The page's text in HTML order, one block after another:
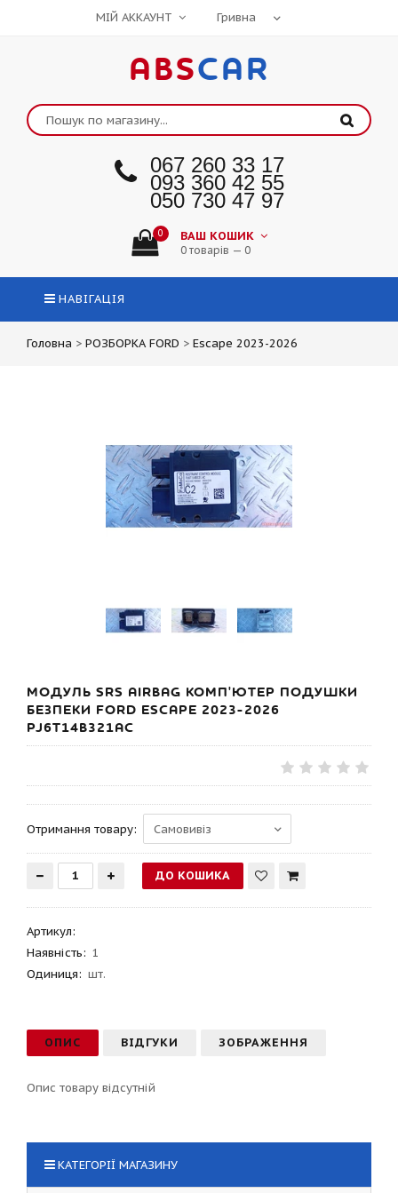
МІЙ АККАУНТ
ABSCAR
067 260 33 17
093 360 42 55
050 730 47 97
0 ВАШ КОШИК
0 товарів — 0
НАВІГАЦІЯ
Головна > РОЗБОРКА FORD > Escape 2023-2026
МОДУЛЬ SRS AIRBAG КОМП'ЮТЕР ПОДУШКИ
БЕЗПЕКИ FORD ESCAPE 2023-2026
PJ6T14B321AC
Отримання товару:
Артикул:
Наявність: 1
Одиниця: шт.
ОПИС ВІДГУКИ ЗОБРАЖЕННЯ
Опис товару відсутній
КАТЕГОРІЇ МАГАЗИНУ